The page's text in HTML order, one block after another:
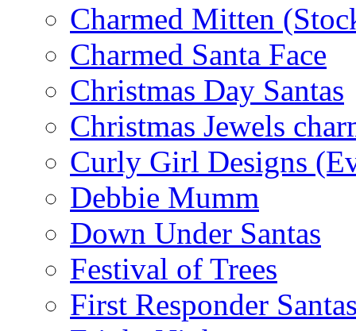
Charmed Mitten
Charmed Santa Face
Christmas Day Santas
Christmas Jewels
Curly Girl Designs
Debbie Mumm
Down Under Santas
Festival of Trees
First Responder